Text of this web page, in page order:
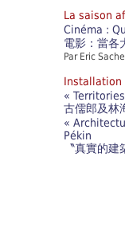
La saison
Cinéma :
電影：當各
Par Eric
Installation
«
古儒郎及林
«
Pékin
〝真實的